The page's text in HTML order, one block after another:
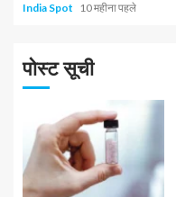
India Spot 10 महीना पहले
पोस्ट सूची